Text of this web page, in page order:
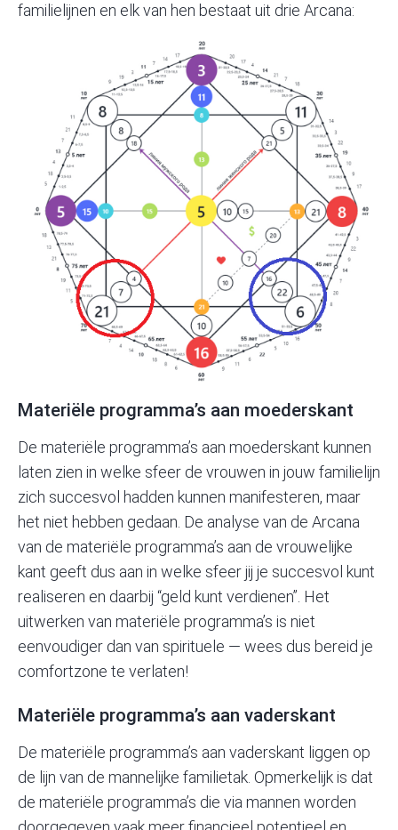
familielijnen en elk van hen bestaat uit drie Arcana:
Materiële programma’s aan moederskant
De materiële programma’s aan moederskant kunnen
laten zien in welke sfeer de vrouwen in jouw familielijn
zich succesvol hadden kunnen manifesteren, maar
het niet hebben gedaan. De analyse van de Arcana
van de materiële programma’s aan de vrouwelijke
kant geeft dus aan in welke sfeer jij je succesvol kunt
realiseren en daarbij “geld kunt verdienen”. Het
uitwerken van materiële programma’s is niet
eenvoudiger dan van spirituele — wees dus bereid je
comfortzone te verlaten!
Materiële programma’s aan vaderskant
De materiële programma’s aan vaderskant liggen op
de lijn van de mannelijke familietak. Opmerkelijk is dat
de materiële programma’s die via mannen worden